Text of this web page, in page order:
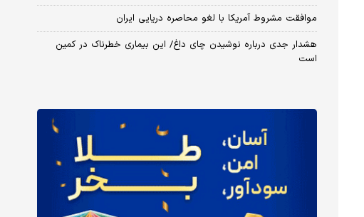
موافقت مشروط آمریکا با لغو محاصره دریایی ایران
هشدار جدی درباره نوشیدن چای داغ/ این بیماری خطرناک در کمین
است